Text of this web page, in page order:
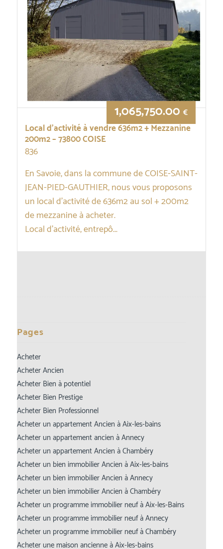
Local d’activité à vendre 636m2 + Mezzanine
200m2 – 73800 COISE
1,065,750.00€
836
En Savoie, dans la commune de COISE-SAINT-
JEAN-PIED-GAUTHIER, nous vous proposons
un local d’activité de 636m2 au sol + 200m2
de mezzanine à acheter.
Local d’activité, entrepô...
Pages
Acheter
Acheter Ancien
Acheter Bien à potentiel
Acheter Bien Prestige
Acheter Bien Professionnel
Acheter un appartement Ancien à Aix-les-bains
Acheter un appartement ancien à Annecy
Acheter un appartement Ancien à Chambéry
Acheter un bien immobilier Ancien à Aix-les-bains
Acheter un bien immobilier Ancien à Annecy
Acheter un bien immobilier Ancien à Chambéry
Acheter un programme immobilier neuf à Aix-les-Bains
Acheter un programme immobilier neuf à Annecy
Acheter un programme immobilier neuf à Chambéry
Acheter une maison ancienne à Aix-les-bains